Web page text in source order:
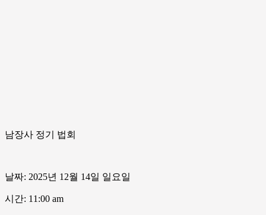
남장사 정기 법회
날짜: 2025년 12월 14일 일요일
시간: 11:00 am